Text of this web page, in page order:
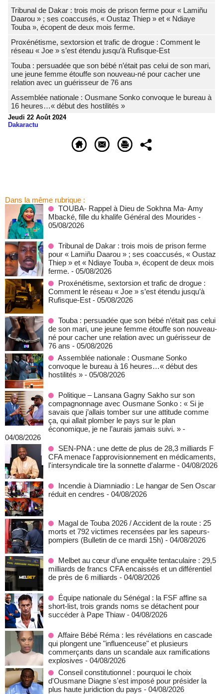
Tribunal de Dakar : trois mois de prison ferme pour « Lamiñu
Daarou » ; ses coaccusés, « Oustaz Thiep » et « Ndiaye
Touba », écopent de deux mois ferme.
Proxénétisme, sextorsion et trafic de drogue : Comment le
réseau « Joe » s’est étendu jusqu’à Rufisque-Est
Touba : persuadée que son bébé n’était pas celui de son mari,
une jeune femme étouffe son nouveau-né pour cacher une
relation avec un guérisseur de 76 ans
Assemblée nationale : Ousmane Sonko convoque le bureau à
16 heures…« début des hostilités »
Jeudi 22 Août 2024
Dakaractu
Dans la même rubrique :
TOUBA- Rappel à Dieu de Sokhna Ma- Amy
Mbacké, fille du khalife Général des Mourides -
05/08/2026
Tribunal de Dakar : trois mois de prison ferme
pour « Lamiñu Daarou » ; ses coaccusés, « Oustaz
Thiep » et « Ndiaye Touba », écopent de deux mois
ferme. - 05/08/2026
Proxénétisme, sextorsion et trafic de drogue :
Comment le réseau « Joe » s’est étendu jusqu’à
Rufisque-Est - 05/08/2026
Touba : persuadée que son bébé n’était pas celui
de son mari, une jeune femme étouffe son nouveau-
né pour cacher une relation avec un guérisseur de
76 ans - 05/08/2026
Assemblée nationale : Ousmane Sonko
convoque le bureau à 16 heures…« début des
hostilités » - 05/08/2026
Politique – Lansana Gagny Sakho sur son
compagnonnage avec Ousmane Sonko : « Si je
savais que j’allais tomber sur une attitude comme
ça, qui allait plomber le pays sur le plan
économique, je ne l’aurais jamais suivi. » -
04/08/2026
SEN-PNA : une dette de plus de 28,3 milliards F
CFA menace l'approvisionnement en médicaments,
l'intersyndicale tire la sonnette d'alarme - 04/08/2026
Incendie à Diamniadio : Le hangar de Sen Oscar
réduit en cendres - 04/08/2026
Magal de Touba 2026 / Accident de la route : 25
morts et 792 victimes recensées par les sapeurs-
pompiers (Bulletin de ce mardi 15h) - 04/08/2026
Melbet au cœur d’une enquête tentaculaire : 29,5
milliards de francs CFA encaissés et un différentiel
de près de 6 milliards - 04/08/2026
Équipe nationale du Sénégal : la FSF affine sa
short-list, trois grands noms se détachent pour
succéder à Pape Thiaw - 04/08/2026
Affaire Bébé Réma : les révélations en cascade
qui plongent une "influenceuse" et plusieurs
commerçants dans un scandale aux ramifications
explosives - 04/08/2026
Conseil constitutionnel : pourquoi le choix
d'Ousmane Diagne s'est imposé pour présider la
plus haute juridiction du pays - 04/08/2026